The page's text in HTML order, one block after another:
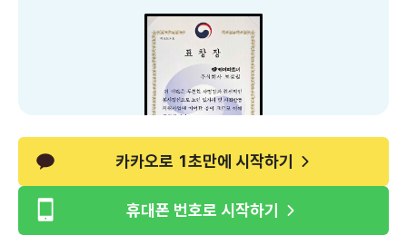
카카오로 1초만에 시작하기
휴대폰 번호로 시작하기